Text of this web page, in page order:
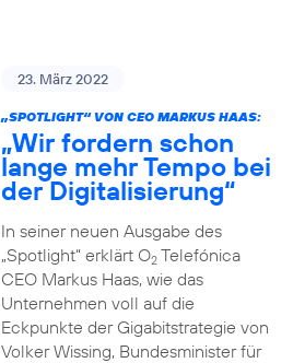
23. März 2022
„SPOTLIGHT“ VON CEO MARKUS HAAS:
„Wir fordern schon
lange mehr Tempo bei
der Digitalisierung“
In seiner neuen Ausgabe des
„Spotlight“ erklärt O2Telefónica
CEO Markus Haas, wie das
Unternehmen voll auf die
Eckpunkte der Gigabitstrategie von
Volker Wissing, Bundesminister für